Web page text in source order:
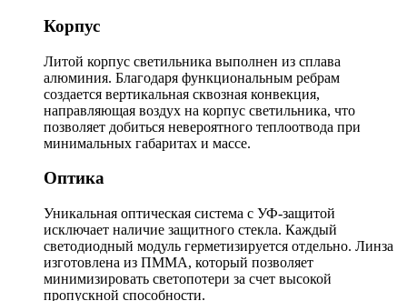
Корпус
Литой корпус светильника выполнен из сплава
алюминия. Благодаря функциональным ребрам
создается вертикальная сквозная конвекция,
направляющая воздух на корпус светильника, что
позволяет добиться невероятного теплоотвода при
минимальных габаритах и массе.
Оптика
Уникальная оптическая система с УФ-защитой
исключает наличие защитного стекла. Каждый
светодиодный модуль герметизируется отдельно. Линза
изготовлена из ПММА, который позволяет
минимизировать светопотери за счет высокой
пропускной способности.